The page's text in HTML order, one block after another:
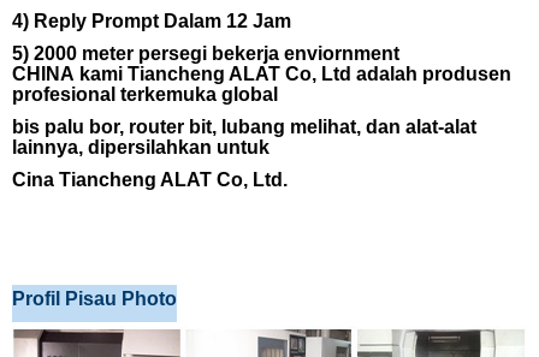
4) Reply Prompt Dalam 12 Jam
5) 2000 meter persegi bekerja enviornment
CHINA kami Tiancheng ALAT Co, Ltd adalah produsen
profesional terkemuka global
bis palu bor, router bit, lubang melihat, dan alat-alat
lainnya, dipersilahkan untuk
Cina Tiancheng ALAT Co, Ltd.
Profil Pisau Photo